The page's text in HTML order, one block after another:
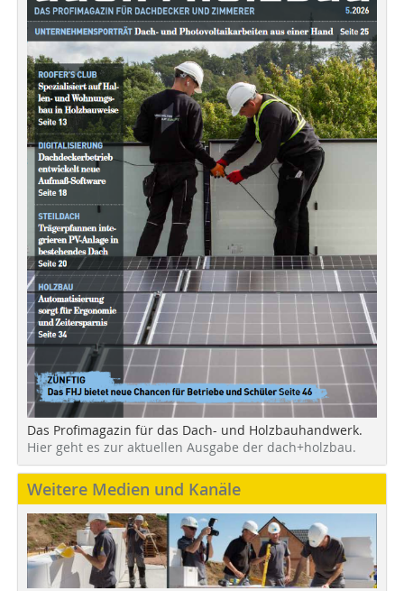
Das Profimagazin für das Dach- und Holzbauhandwerk.
Hier geht es zur aktuellen Ausgabe der dach+holzbau.
Weitere Medien und Kanäle